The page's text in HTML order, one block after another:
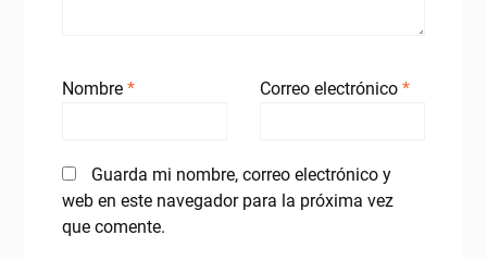
Nombre * Correo electrónico *
Guarda mi nombre, correo electrónico y
web en este navegador para la próxima vez
que comente.